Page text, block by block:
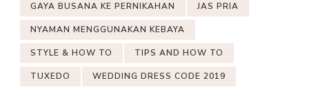
GAYA BUSANA KE PERNIKAHAN JAS PRIA
NYAMAN MENGGUNAKAN KEBAYA
STYLE & HOW TO TIPS AND HOW TO
TUXEDO WEDDING DRESS CODE 2019